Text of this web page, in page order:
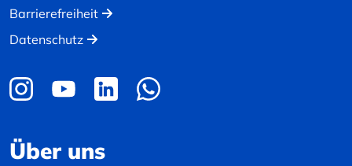
Barrierefreiheit
Datenschutz
Über uns